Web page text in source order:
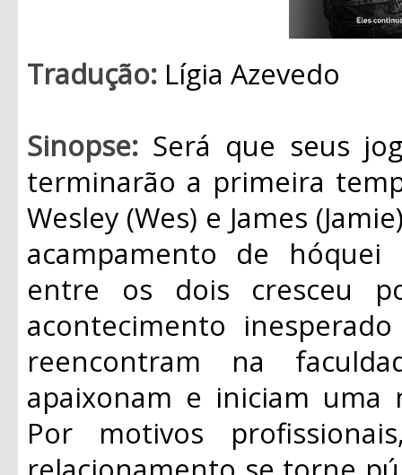
Tradução: Lígia Azevedo
Sinopse: Será que seus
terminarão a primeira
Wesley (Wes) e James
acampamento de hóquei
entre os dois cresceu
acontecimento
reencontram na
apaixonam e iniciam uma
Por motivos